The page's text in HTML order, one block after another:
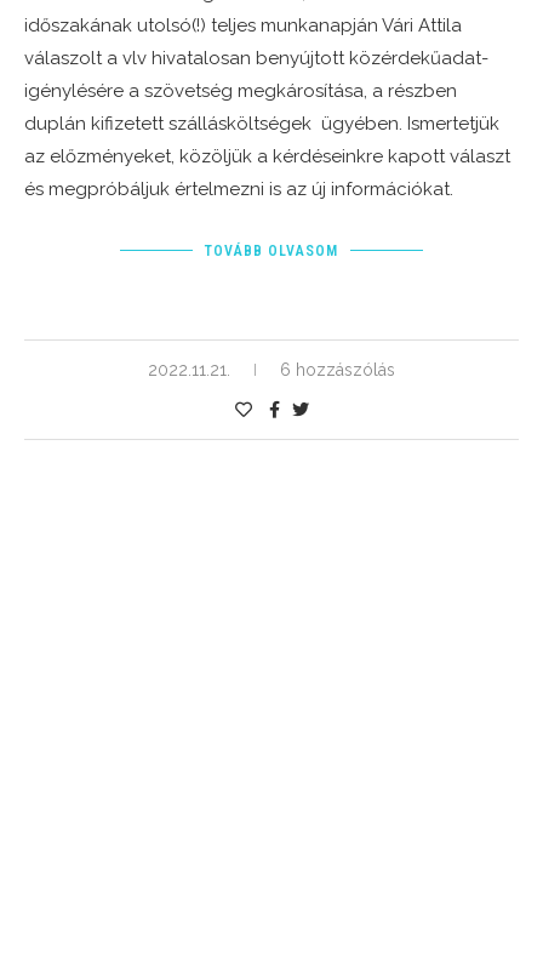
időszakának utolsó(!) teljes munkanapján Vári Attila
válaszolt a vlv hivatalosan benyújtott közérdekűadat-
igénylésére a szövetség megkárosítása, a részben
duplán kifizetett szállásköltségek ügyében. Ismertetjük
az előzményeket, közöljük a kérdéseinkre kapott választ
és megpróbáljuk értelmezni is az új információkat.
TOVÁBB OLVASOM
2022.11.21. 6 hozzászólás